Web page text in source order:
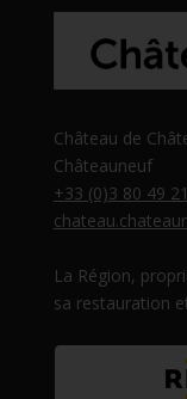
Château de
Châteauneuf
+33 (0)3 80 49
La Région,
sa restauration